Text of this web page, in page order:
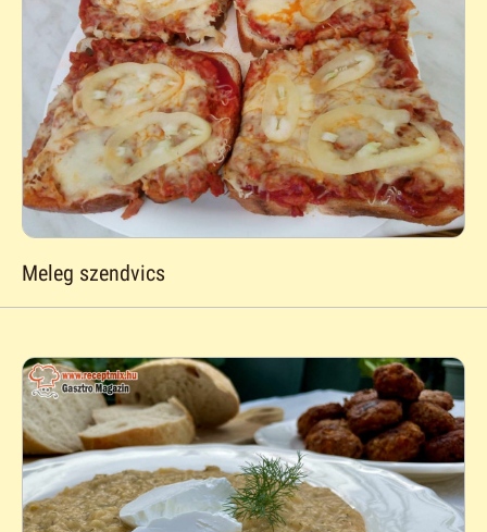
Meleg szendvics